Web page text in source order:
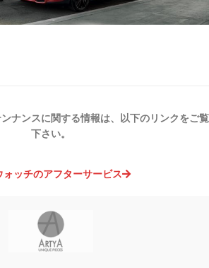
ナンスに関する情報は、以下のリンクをご覧
下さい。
ォッチのアフターサービス